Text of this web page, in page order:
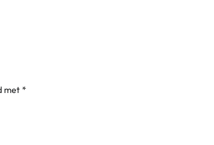
met *